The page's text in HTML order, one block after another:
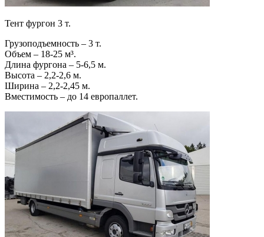
Тент фургон 3 т.
Грузоподъемность – 3 т.
Объем – 18-25 м³.
Длина фургона – 5-6,5 м.
Высота – 2,2-2,6 м.
Ширина – 2,2-2,45 м.
Вместимость – до 14 европаллет.